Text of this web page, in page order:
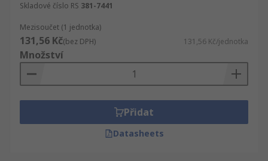
Skladové číslo RS 381-7441
Mezisoučet (1 jednotka)
131,56 Kč(bez DPH) 131,56 Kč/jednotka
Množství
Přidat
Datasheets